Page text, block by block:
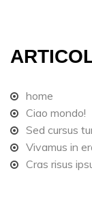
home
Ciao mondo!
Sed cursus
Vivamus in
Cras risus